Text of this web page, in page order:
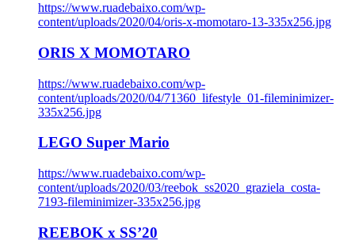
https://www.ruadebaixo.com/wp-
content/uploads/2020/04/oris-x-momotaro-13-335x256.jpg
ORIS X MOMOTARO
https://www.ruadebaixo.com/wp-
content/uploads/2020/04/71360_lifestyle_01-fileminimizer-
335x256.jpg
LEGO Super Mario
https://www.ruadebaixo.com/wp-
content/uploads/2020/03/reebok_ss2020_graziela_costa-
7193-fileminimizer-335x256.jpg
REEBOK x SS’20